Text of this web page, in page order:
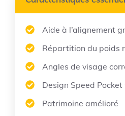
Aide à l’alignement
Répartition du poids
Angles de visage
Design Speed Pocket
Patrimoine amélioré